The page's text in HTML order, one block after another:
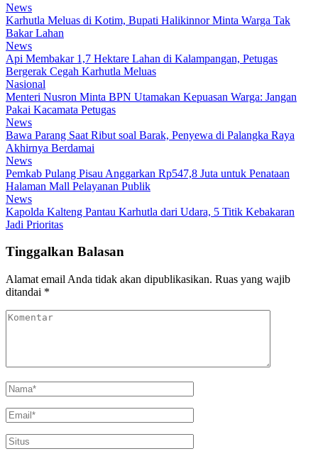
News
Karhutla Meluas di Kotim, Bupati Halikinnor Minta Warga Tak
Bakar Lahan
News
Api Membakar 1,7 Hektare Lahan di Kalampangan, Petugas
Bergerak Cegah Karhutla Meluas
Nasional
Menteri Nusron Minta BPN Utamakan Kepuasan Warga: Jangan
Pakai Kacamata Petugas
News
Bawa Parang Saat Ribut soal Barak, Penyewa di Palangka Raya
Akhirnya Berdamai
News
Pemkab Pulang Pisau Anggarkan Rp547,8 Juta untuk Penataan
Halaman Mall Pelayanan Publik
News
Kapolda Kalteng Pantau Karhutla dari Udara, 5 Titik Kebakaran
Jadi Prioritas
Tinggalkan Balasan
Alamat email Anda tidak akan dipublikasikan. Ruas yang wajib
ditandai *